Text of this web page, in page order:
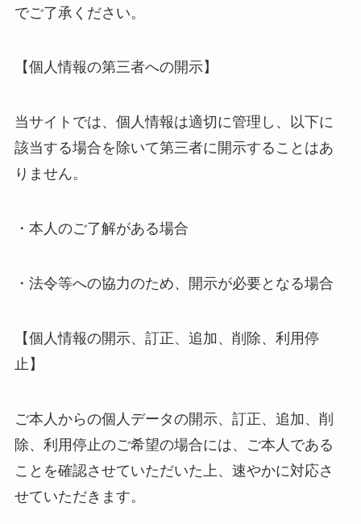
でご了承ください。
【個人情報の第三者への開示】
当サイトでは、個人情報は適切に管理し、以下に
該当する場合を除いて第三者に開示することはあ
りません。
・本人のご了解がある場合
・法令等への協力のため、開示が必要となる場合
【個人情報の開示、訂正、追加、削除、利用停
止】
ご本人からの個人データの開示、訂正、追加、削
除、利用停止のご希望の場合には、ご本人である
ことを確認させていただいた上、速やかに対応さ
せていただきます。